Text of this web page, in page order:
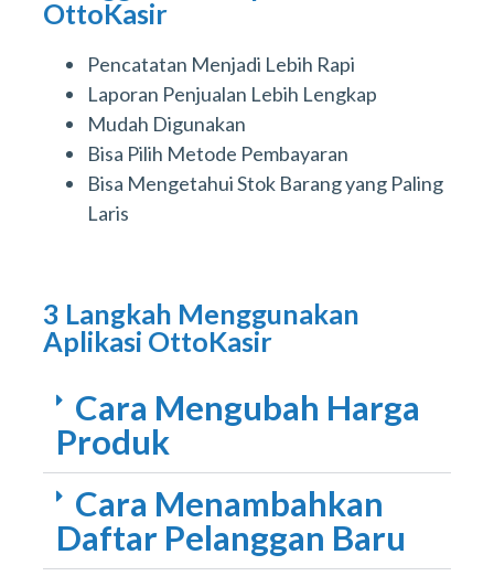
OttoKasir
Pencatatan Menjadi Lebih Rapi
Laporan Penjualan Lebih Lengkap
Mudah Digunakan
Bisa Pilih Metode Pembayaran
Bisa Mengetahui Stok Barang yang Paling
Laris
3 Langkah Menggunakan
Aplikasi OttoKasir
Cara Mengubah Harga
Produk
Cara Menambahkan
Daftar Pelanggan Baru